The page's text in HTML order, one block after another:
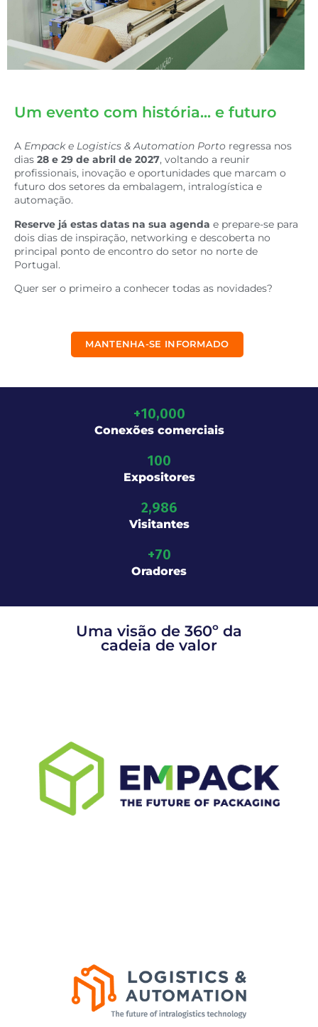
Um evento com história... e futuro
A Empack e Logistics & Automation Porto regressa nos
dias 28 e 29 de abril de 2027, voltando a reunir
profissionais, inovação e oportunidades que marcam o
futuro dos setores da embalagem, intralogística e
automação.
Reserve já estas datas na sua agenda e prepare-se para
dois dias de inspiração, networking e descoberta no
principal ponto de encontro do setor no norte de
Portugal.
Quer ser o primeiro a conhecer todas as novidades?
MANTENHA-SE INFORMADO
Conexões comerciais
+10,000
Expositores
100
Visitantes
2,986
Oradores
+70
Uma visão de 360º da
cadeia de valor
Portfolio da Easyfairs, a maior rede de eventos
dedicada a impulsionar o negócio e a inovação
na indústria da embalagem.
logística, intralogística, transporte e automação,
reunindo fornecedores de soluções e decisores
de diferentes sectores industriais.